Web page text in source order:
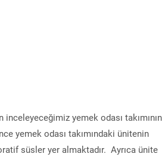
yemek odası takımının
yemek odası takımındaki ünitenin
süsler yer almaktadır. Ayrıca ünite